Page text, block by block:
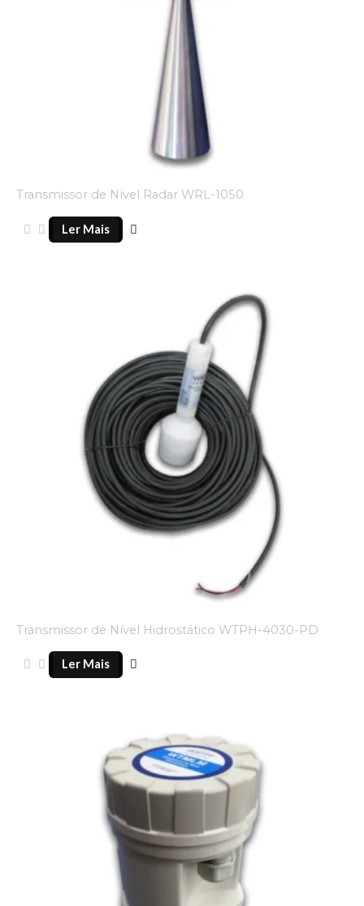
Transmissor de Nível Radar WRL-1050
Ler Mais
Transmissor de Nível Hidrostático WTPH-4030-PD
Ler Mais